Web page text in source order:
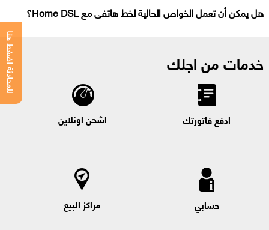
هل يمكن أن تعمل الخواص الحالية لخط هاتفى مع Home DSL؟
خدمات من اجلك
ادفع فاتورتك اشحن اونلاين
حسابي مراكز البيع
للمحادثة اضغط هنا